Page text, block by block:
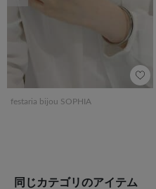
festaria bijou SOPHIA
同じカテゴリのアイテム